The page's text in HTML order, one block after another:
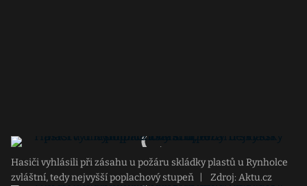
Hasiči vyhlásili při zásahu u požáru skládky plastů u Rynholce
zvláštní, tedy nejvyšší poplachový stupeň
Zdroj: Aktu.cz